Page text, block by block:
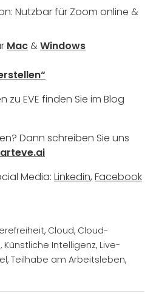
Nutzbar für Zoom online &
Mac &Windows
zu EVE finden Sie im Blog
Dann schreiben Sie uns
Media: Linkedin, Facebook
, Cloud, Cloud-
, Künstliche Intelligenz, Live-
, Teilhabe am Arbeitsleben,